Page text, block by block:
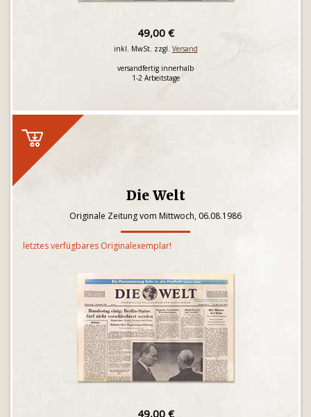
49,00 €
inkl. MwSt. zzgl. Versand
versandfertig innerhalb
1-2 Arbeitstage
Die Welt
Originale Zeitung vom Mittwoch, 06.08.1986
letztes verfügbares Originalexemplar!
49,00 €